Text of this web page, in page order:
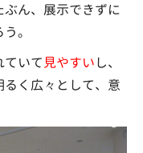
ん、展示できずに
。
ていて見やすいし、
く広々として、意